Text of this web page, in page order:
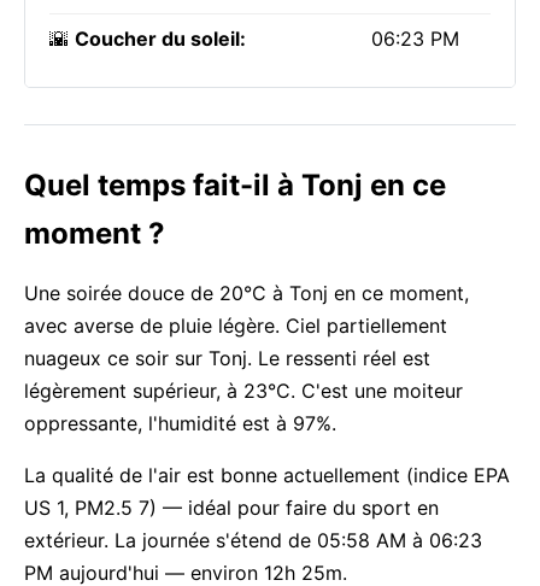
🌇 Coucher du soleil: 06:23 PM
Quel temps fait-il à Tonj en ce
moment ?
Une soirée douce de 20°C à Tonj en ce moment,
avec averse de pluie légère. Ciel partiellement
nuageux ce soir sur Tonj. Le ressenti réel est
légèrement supérieur, à 23°C. C'est une moiteur
oppressante, l'humidité est à 97%.
La qualité de l'air est bonne actuellement (indice EPA
US 1, PM2.5 7) — idéal pour faire du sport en
extérieur. La journée s'étend de 05:58 AM à 06:23
PM aujourd'hui — environ 12h 25m.